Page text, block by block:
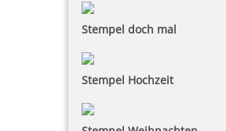
Stempel doch mal
Stempel Hochzeit